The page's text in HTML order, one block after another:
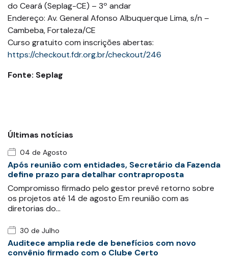
do Ceará (Seplag-CE) – 3º andar
Endereço: Av. General Afonso Albuquerque Lima, s/n –
Cambeba, Fortaleza/CE
Curso gratuito com inscrições abertas:
https://checkout.fdr.org.br/checkout/246
Fonte: Seplag
Últimas notícias
04 de Agosto
Após reunião com entidades, Secretário da Fazenda
define prazo para detalhar contraproposta
Compromisso firmado pelo gestor prevê retorno sobre
os projetos até 14 de agosto Em reunião com as
diretorias do…
30 de Julho
Auditece amplia rede de benefícios com novo
convênio firmado com o Clube Certo